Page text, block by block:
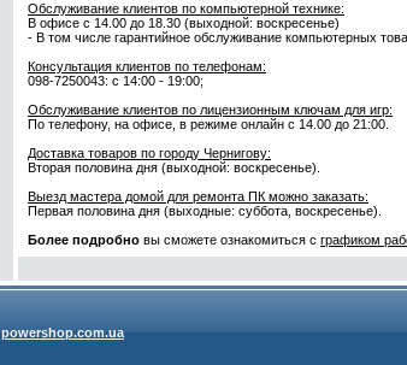
Обслуживание клиентов по компьютерной технике:
В офисе с 14.00 до 18.30 (выходной: воскресенье)
- В том числе гарантийное обслуживание компьютерных
Консультация клиентов по телефонам:
098-7250043: с 14:00 - 19:00;
Обслуживание клиентов по лицензионным ключам для игр:
По телефону, на офисе, в режиме онлайн с 14.00 до 21:00.
Доставка товаров по городу Чернигову:
Вторая половина дня (выходной: воскресенье).
Выезд мастера домой для ремонта ПК можно заказать:
Первая половина дня (выходные: суббота, воскресенье).
Более подробно вы сможете ознакомиться с графиком
powershop.com.ua